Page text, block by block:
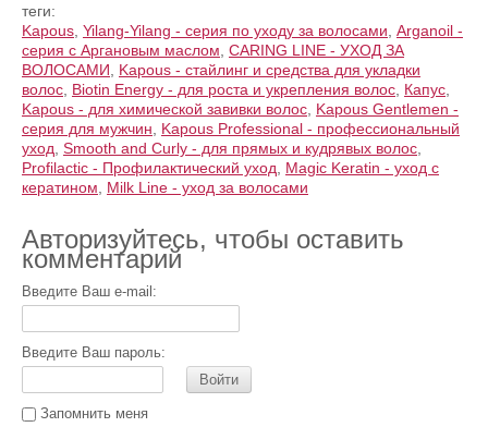
теги:
Kapous Yilang-Yilang - серия по уходу за волосами Arganoil -
серия с Аргановым маслом CARING LINE - УХОД ЗА
ВОЛОСАМИ
Kapous - стайлинг и средства для укладки
волос Biotin Energy - для роста и укрепления волос Капус
Kapous - для химической завивки волос Kapous Gentlemen -
серия для мужчин
Kapous Professional - профессиональный
уход Smooth and Curly - для прямых и кудрявых волос
Profilactic - Профилактический уход
Magic Keratin - уход с
кератином
Milk Line - уход за волосами
Авторизуйтесь, чтобы оставить
комментарий
Введите Ваш e-mail:
Введите Ваш пароль:
Войти
Запомнить меня